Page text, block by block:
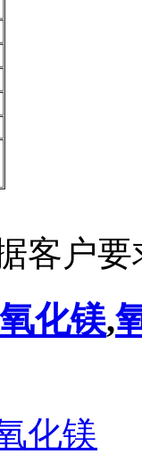
客户
化镁,
化镁